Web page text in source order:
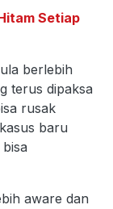
Setiap
berlebih
terus dipaksa
rusak
baru
aware dan